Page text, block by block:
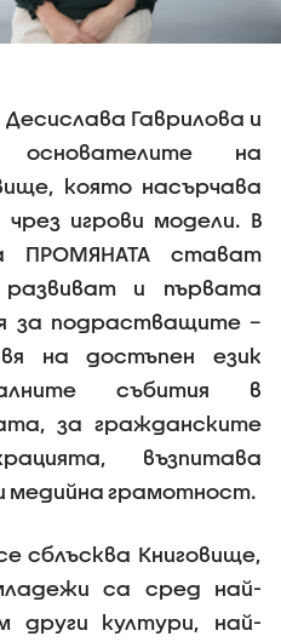
Гаврилова и
на
която насърчава
игрови модели. В
ПРОМЯНАТА стават
и първата
за подрастващите –
на достъпен език
събития в
за гражданските
възпитава
медийна грамотност.
сблъсква Книговище,
са сред най-
други култури, най-